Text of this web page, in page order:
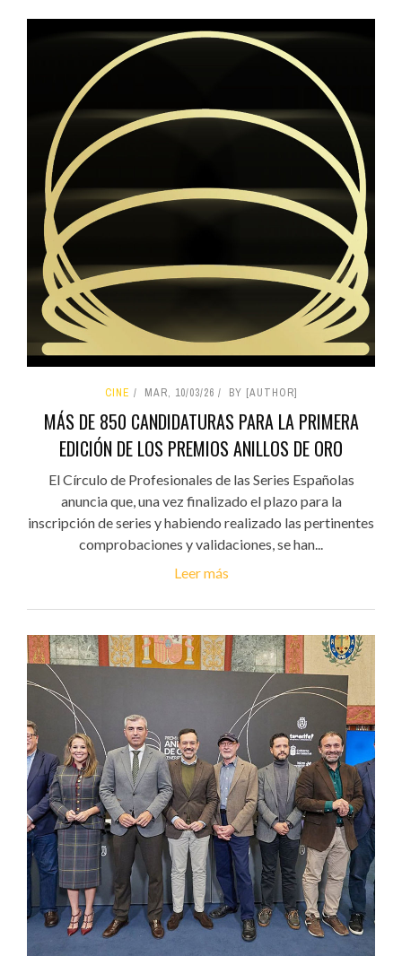
CINE MAR, 10/03/26 BY [AUTHOR]
MÁS DE 850 CANDIDATURAS PARA LA PRIMERA
EDICIÓN DE LOS PREMIOS ANILLOS DE ORO
El Círculo de Profesionales de las Series Españolas
anuncia que, una vez finalizado el plazo para la
inscripción de series y habiendo realizado las pertinentes
comprobaciones y validaciones, se han...
Leer más